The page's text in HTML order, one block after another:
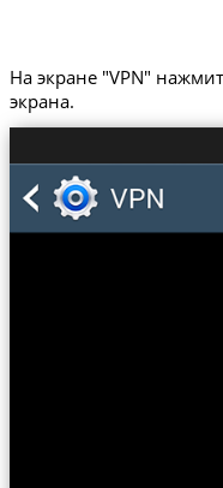
На экране "VPN"
экрана.